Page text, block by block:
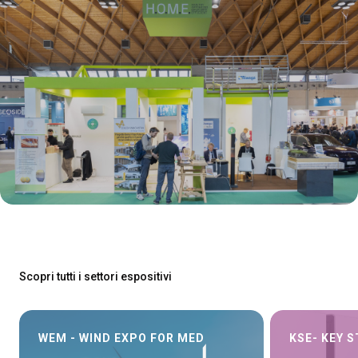
Scopri tutti i settori espositivi
WEM - WIND EXPO FOR MED KSE- KEY